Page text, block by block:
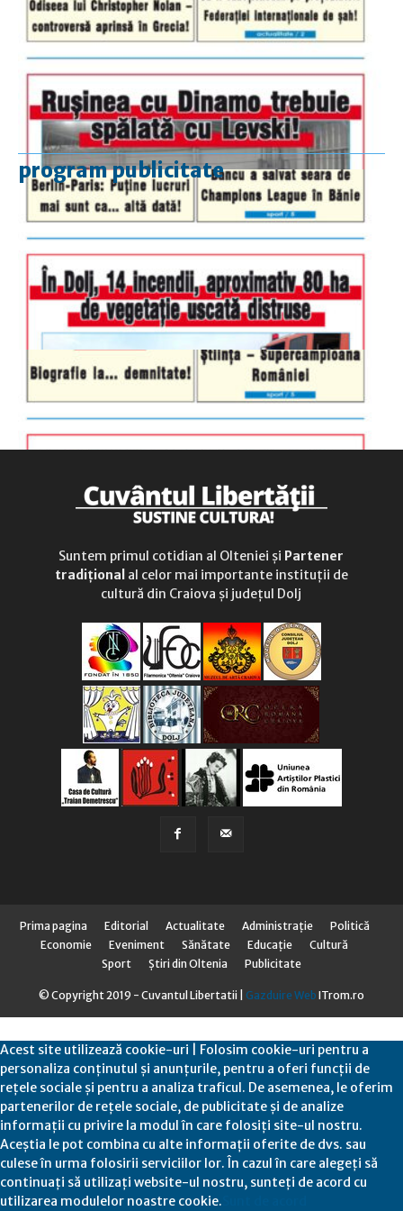
program publicitate
luni-vineri
9.00 - 17.00
duminică
9.00 - 12.00
Suntem primul cotidian al Olteniei și Partener
tradițional al celor mai importante instituții de
cultură din Craiova și județul Dolj
Prima pagina Editorial Actualitate Administraţie
Politică
Economie
Eveniment Sănătate Educaţie
Cultură
Sport
Știri din Oltenia Publicitate
© Copyright 2019 - Cuvantul Libertatii | Gazduire Web ITrom.ro
Acest site utilizează cookie-uri | Folosim cookie-uri pentru a
personaliza conținutul și anunțurile, pentru a oferi funcții de
rețele sociale și pentru a analiza traficul. De asemenea, le oferim
partenerilor de rețele sociale, de publicitate și de analize
informații cu privire la modul în care folosiți site-ul nostru.
Aceștia le pot combina cu alte informații oferite de dvs. sau
culese în urma folosirii serviciilor lor. În cazul în care alegeți să
continuați să utilizați website-ul nostru, sunteți de acord cu
utilizarea modulelor noastre cookie.